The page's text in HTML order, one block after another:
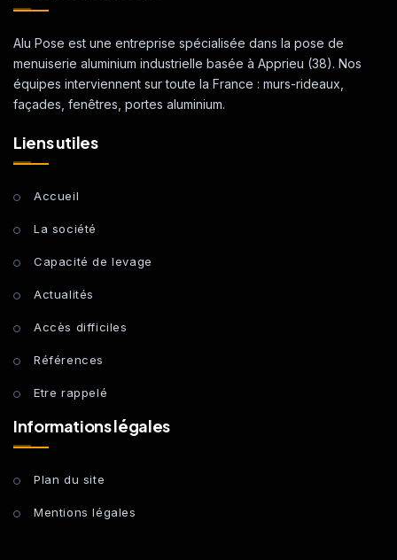
Alu Pose est une entreprise spécialisée dans la pose de
menuiserie aluminium industrielle basée à Apprieu (38). Nos
équipes interviennent sur toute la France : murs-rideaux,
façades, fenêtres, portes aluminium.
Liens utiles
Accueil
La société
Capacité de levage
Actualités
Accès difficiles
Références
Etre rappelé
Informations légales
Plan du site
Mentions légales